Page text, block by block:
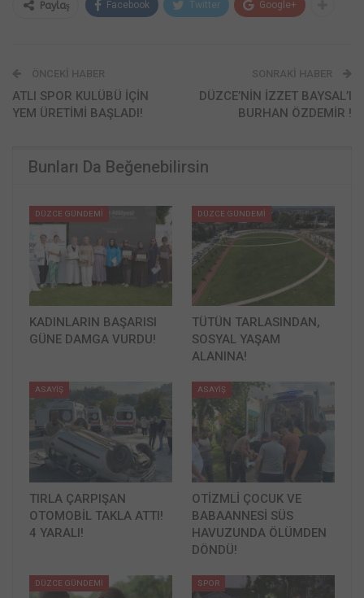
Paylaş Facebook Twitter Google+
ÖNCEKI HABER
ATLI SPOR KULÜBÜ İÇİN
YEM ÜRETİMİ BAŞLADI!
SONRAKI HABER
DÜZCE’NİN İZZET BAYSAL’I
BURHAN ÖZDEMİR !
Bunları Da Beğenebilirsin
DÜZCE GÜNDEMİ
KADINLARIN BAŞARISI
GÜNE DAMGA VURDU!
DÜZCE GÜNDEMİ
TÜTÜN TARLASINDAN,
SOSYAL YAŞAM
ALANINA!
ASAYİŞ
TIRLA ÇARPIŞAN
OTOMOBİL TAKLA ATTI!
4 YARALI!
ASAYİŞ
OTİZMLİ ÇOCUK VE
BABAANNESİ SÜS
HAVUZUNDA ÖLÜMDEN
DÖNDÜ!
DÜZCE GÜNDEMİ SPOR